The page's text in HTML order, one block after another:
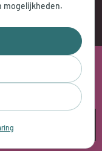
mogelijkheden.
Disclaimer